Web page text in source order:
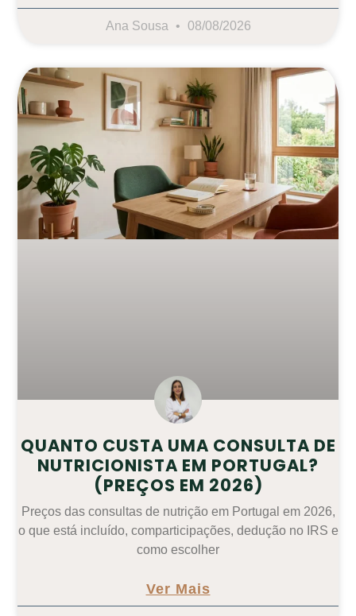
Ana Sousa 08/08/2026
QUANTO CUSTA UMA CONSULTA DE
NUTRICIONISTA EM PORTUGAL?
(PREÇOS EM 2026)
Preços das consultas de nutrição em Portugal em 2026,
o que está incluído, comparticipações, dedução no IRS e
como escolher
Ver Mais